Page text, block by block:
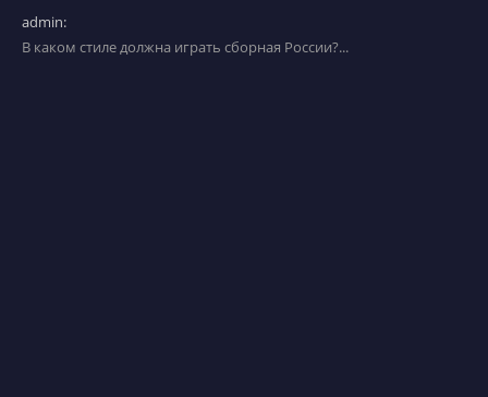
admin:
В каком стиле должна играть сборная России?...